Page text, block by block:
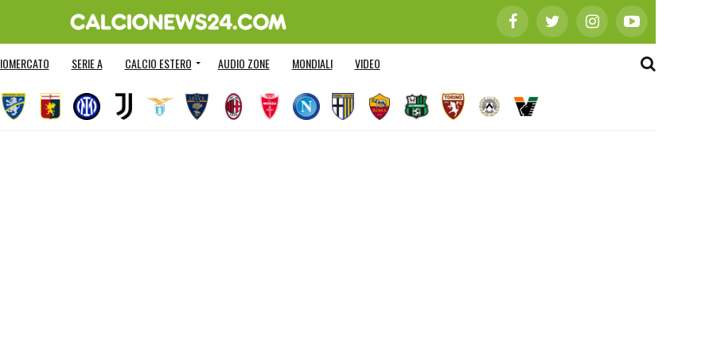
SERIE A CALCIO ESTERO AUDIO ZONE MONDIALI VIDEO